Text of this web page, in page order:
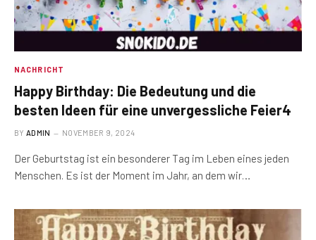
NACHRICHT
Happy Birthday: Die Bedeutung und die
besten Ideen für eine unvergessliche Feier4
BY ADMIN NOVEMBER 9, 2024
Der Geburtstag ist ein besonderer Tag im Leben eines jeden
Menschen. Es ist der Moment im Jahr, an dem wir…